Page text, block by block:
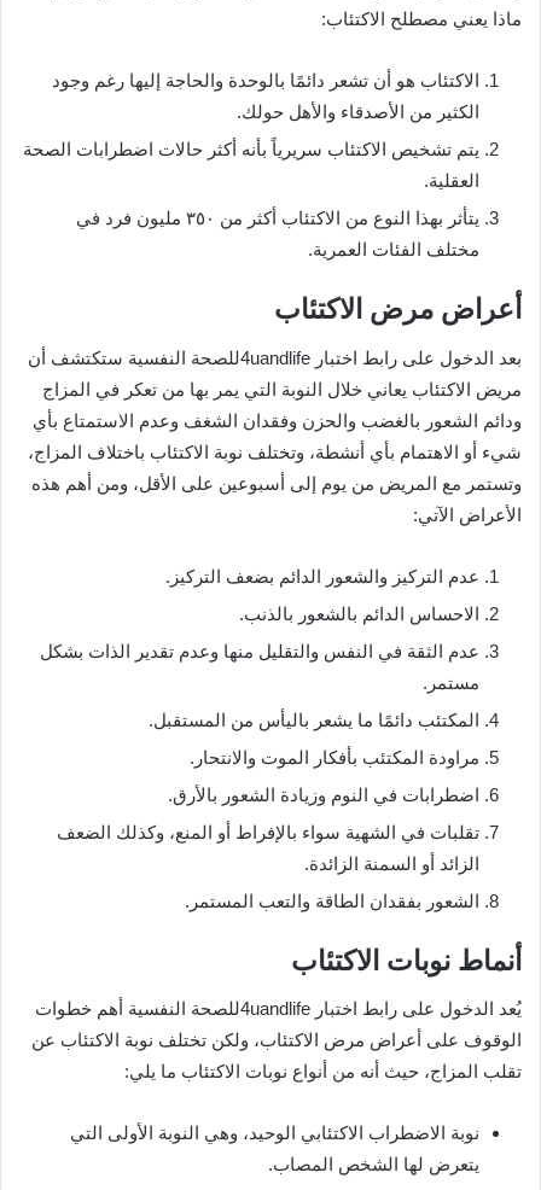
ماذا يعني مصطلح الاكتئاب:
الاكتئاب هو أن تشعر دائمًا بالوحدة والحاجة إليها رغم وجود
الكثير من الأصدقاء والأهل حولك.
يتم تشخيص الاكتئاب سريرياً بأنه أكثر حالات اضطرابات الصحة
العقلية.
يتأثر بهذا النوع من الاكتئاب أكثر من ٣٥٠ مليون فرد في
مختلف الفئات العمرية.
أعراض مرض الاكتئاب
بعد الدخول على رابط اختبار 4uandlifeللصحة النفسية ستكتشف أن
مريض الاكتئاب يعاني خلال النوبة التي يمر بها من تعكر في المزاج
ودائم الشعور بالغضب والحزن وفقدان الشغف وعدم الاستمتاع بأي
شيء أو الاهتمام بأي أنشطة، وتختلف نوبة الاكتئاب باختلاف المزاج،
وتستمر مع المريض من يوم إلى أسبوعين على الأقل، ومن أهم هذه
الأعراض الآتي:
عدم التركيز والشعور الدائم بضعف التركيز.
الاحساس الدائم بالشعور بالذنب.
عدم الثقة في النفس والتقليل منها وعدم تقدير الذات بشكل
مستمر.
المكتئب دائمًا ما يشعر باليأس من المستقبل.
مراودة المكتئب بأفكار الموت والانتحار.
اضطرابات في النوم وزيادة الشعور بالأرق.
تقلبات في الشهية سواء بالإفراط أو المنع، وكذلك الضعف
الزائد أو السمنة الزائدة.
الشعور بفقدان الطاقة والتعب المستمر.
أنماط نوبات الاكتئاب
يُعد الدخول على رابط اختبار 4uandlifeللصحة النفسية أهم خطوات
الوقوف على أعراض مرض الاكتئاب، ولكن تختلف نوبة الاكتئاب عن
تقلب المزاج، حيث أنه من أنواع نوبات الاكتئاب ما يلي:
نوبة الاضطراب الاكتئابي الوحيد، وهي النوبة الأولى التي
يتعرض لها الشخص المصاب.